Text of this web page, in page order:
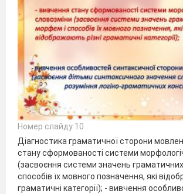
Номер слайду 10
Діагностика граматичної сторони
стану сформованості системи
(засвоєння системи значень
способів їх мовного позначення, які
граматичні категорії); - вивчення